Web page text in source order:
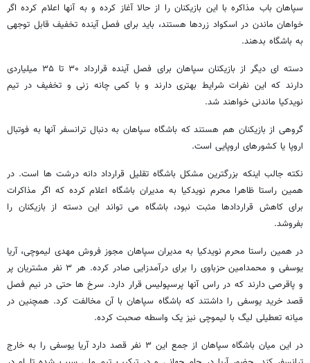
سپاهان باب مذاکره با این بازیکنان را از حالا آغاز کرده و به آنها اعلام کرده اگر
خواهان ماندن در اسکواد زردها هستند، باید برای فصل آینده تخفیف قابل توجهی
به باشگاه بدهند.
دسته ای دیگر از بازیکنان سپاهان برای فصل آینده قرارداد ۳۰ تا ۳۵ میلیاردی
دارند که این نفرات شرایط بهتری دارند و با کمی چانه زنی و تخفیف در تیم
نویدکیا ماندنی خواهند شد.
گروهی از بازیکنان هم هستند که باشگاه سپاهان به دنبال ترانسفر آنها به فوتبال
اروپا یا کشورهای اروپایی است.
نکته جالب اینکه بزرگترین مشکل باشگاه تقلیل قرارداد دانه درشت ها است. در
همین راستا ظاهرا محرم نویدکیا به مدیران باشگاه اعلام کرده که اگر مذاکرات
برای کاهش قراردادها مثبت نبود، باشگاه می تواند این دسته از بازیکنان را
بفروشد.
در همین راستا محرم نویدکیا به مدیران سپاهان مجوز فروش مهدی لیموچی، آریا
یوسفی و محمدامین حزباوی را برای درآمدزایی صادر کرده‌. هر ۳ نفر مشتریان پر
و پاقرصی دارند که در راس آنها پرسپولیس قرار دارد. سرخ ها حتی در نیم فصل
قصد خرید یوسفی را داشتند که باشگاه سپاهان با آن مخالفت کرد. همچنین در
میانه تعطیلی لیگ با لیموچی نیز یک واسطه صحبت کرده.
در این میان باشگاه سپاهان از جمع این ۳ نفر قصد دارد آریا یوسفی را به خارج